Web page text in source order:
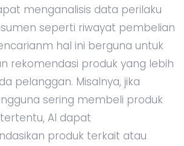
menganalisis data perilaku
seperti riwayat pembelian
hal ini berguna untuk
rekomendasi produk yang lebih
pelanggan. Misalnya, jika
sering membeli produk
AI dapat
produk terkait atau